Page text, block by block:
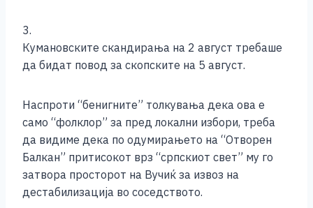
3.
Кумановските скандирања на 2 август требаше
да бидат повод за скопските на 5 август.
Наспроти “бенигните” толкувања дека ова е
само “фолклор” за пред локални избори, треба
да видиме дека по одумирањето на “Отворен
Балкан” притисокот врз “српскиот свет” му го
затвора просторот на Вучиќ за извоз на
дестабилизација во соседството.